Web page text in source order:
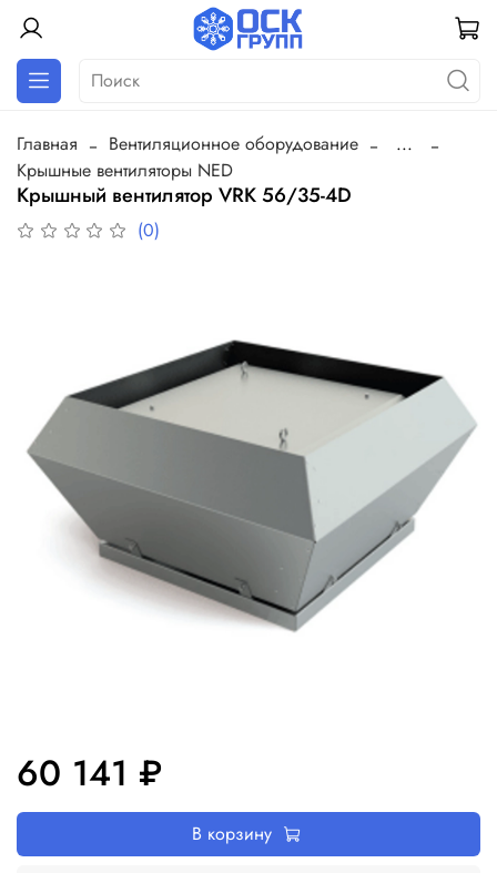
Главная Вентиляционное оборудование
...
Крышные вентиляторы NED
Крышный вентилятор VRK 56/35-4D
(0)
60 141 ₽
В корзину